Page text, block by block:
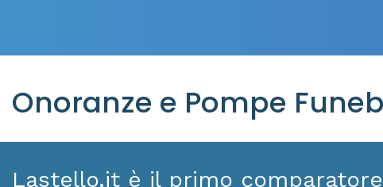
Onoranze e Pompe
Lastello.it è il primo